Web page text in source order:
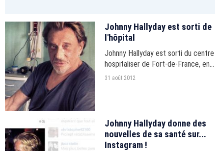
Johnny Hallyday est sorti de
l'hôpital
Johnny Hallyday est sorti du centre
hospitaliser de Fort-de-France, en
Martinique, pour rejoindre Los
31 août 2012
Johnny Hallyday donne des
nouvelles de sa santé sur...
Instagram !